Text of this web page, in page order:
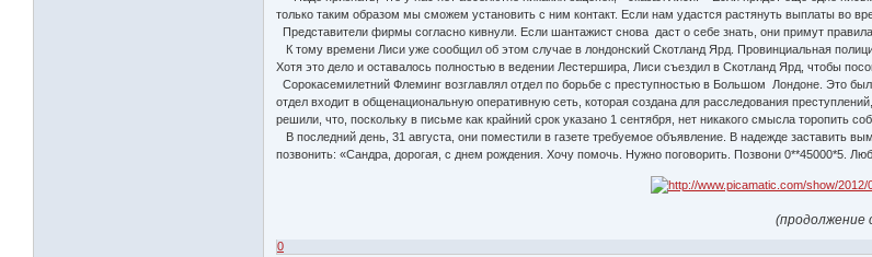
только таким образом мы сможем установить с ним контакт. Если нам удастся растянуть выплаты во
Представители фирмы согласно кивнули. Если шантажист снова даст о себе знать, они примут правила
К тому времени Лиси уже сообщил об этом случае в лондонский Скотланд Ярд. Провинциальная
Хотя это дело и оставалось полностью в ведении Лестершира, Лиси съездил в Скотланд Ярд, чтобы
Сорокасемилетний Флеминг возглавлял отдел по борьбе с преступностью в Большом Лондоне. Это
отдел входит в общенациональную оперативную сеть, которая создана для расследования
решили, что, поскольку в письме как крайний срок указано 1 сентября, нет никакого смысла торопить
В последний день, 31 августа, они поместили в газете требуемое объявление. В надежде заставить
позвонить: «Сандра, дорогая, с днем рождения. Хочу помочь. Нужно поговорить. Позвони 0**45000*5.
(продолжение
0